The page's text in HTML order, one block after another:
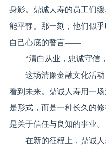
身影。鼎诚人寿的员工们
能平静。那一刻，他们似
自己心底的誓言——
“清白从业，忠诚守信
这场清廉金融文化活
看到未来。鼎诚人寿用一
是形式，而是一种长久的
是关于信任与良知的事业。
在新的征程上，鼎诚